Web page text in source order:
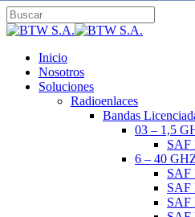
Skip
to
content
Close
search
Menu
Inicio
Nosotros
Soluciones
Radioenlaces
Bandas
03 – 1,5
SAF
6 – 40
SAF
SAF
SAF